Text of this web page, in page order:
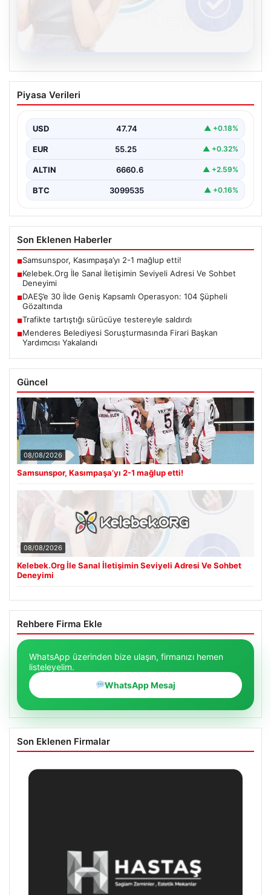
Kelebek.Org İle Sanal İletişimin Seviyeli
Adresi Ve Sohbet Deneyimi
kurması büyük bir önem ifade etmektedir. Güncel…
Piyasa Verileri
USD 47.74 ▲ +0.18%
EUR 55.25 ▲ +0.32%
ALTIN 6660.6 ▲ +2.59%
BTC 3099535 ▲ +0.16%
Son Eklenen Haberler
■Samsunspor, Kasımpaşa’yı 2-1 mağlup etti!
■Kelebek.Org İle Sanal İletişimin Seviyeli Adresi Ve Sohbet
Deneyimi
■DAEŞ’e 30 İlde Geniş Kapsamlı Operasyon: 104 Şüpheli
Gözaltında
■Trafikte tartıştığı sürücüye testereyle saldırdı
■Menderes Belediyesi Soruşturmasında Firari Başkan
Yardımcısı Yakalandı
Güncel
08/08/2026
Samsunspor, Kasımpaşa’yı 2-1 mağlup etti!
08/08/2026
Kelebek.Org İle Sanal İletişimin Seviyeli Adresi Ve Sohbet
Deneyimi
Rehbere Firma Ekle
WhatsApp üzerinden bize ulaşın, firmanızı hemen
listeleyelim.
WhatsApp Mesaj
Son Eklenen Firmalar